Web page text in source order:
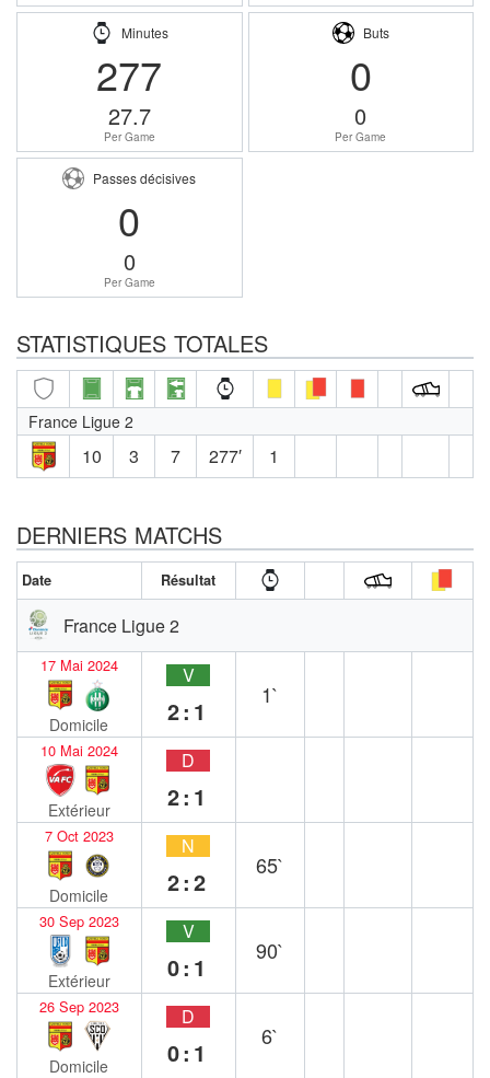
Minutes
277
27.7
Per Game
Buts
0
0
Per Game
Passes décisives
0
0
Per Game
STATISTIQUES TOTALES
France Ligue 2
10 3 7 277′ 1
DERNIERS MATCHS
Date Résultat
France Ligue 2
17 Mai 2024
Domicile
V
2:1
1`
10 Mai 2024
Extérieur
D
2:1
7 Oct 2023
Domicile
N
2:2
65`
30 Sep 2023
Extérieur
V
0:1
90`
26 Sep 2023
Domicile
D
0:1
6`